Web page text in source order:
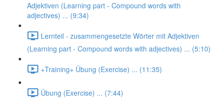
Adjektiven (Learning part - Compound words with
adjectives) ... (9:34)
Lernteil - zusammengesetzte Wörter mit Adjektiven
(Learning part - Compound words with adjectives) ... (5:10)
+Training+ Übung (Exercise) ... (11:35)
Übung (Exercise) ... (7:44)